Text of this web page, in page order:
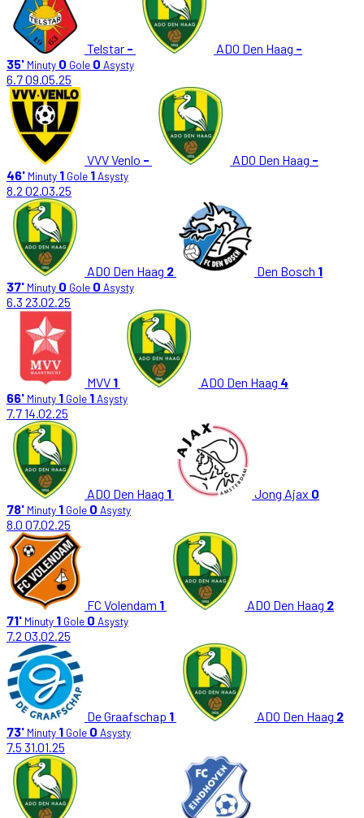
Telstar - ADO Den Haag -
35' Minuty 0 Gole 0 Asysty
6.709.05.25
VVV Venlo - ADO Den Haag -
46' Minuty 1 Gole 1Asysty
8.2 02.03.25
ADO Den Haag 2 Den Bosch 1
37' Minuty 0 Gole 0 Asysty
6.3 23.02.25
MVV 1 ADO Den Haag 4
66' Minuty 1 Gole 1Asysty
7.714.02.25
ADO Den Haag 1 Jong Ajax 0
78' Minuty 1 Gole 0 Asysty
8.0 07.02.25
FC Volendam 1 ADO Den Haag 2
71' Minuty 1 Gole 0 Asysty
7.2 03.02.25
De Graafschap 1 ADO Den Haag 2
73' Minuty 1 Gole 0 Asysty
7.5 31.01.25